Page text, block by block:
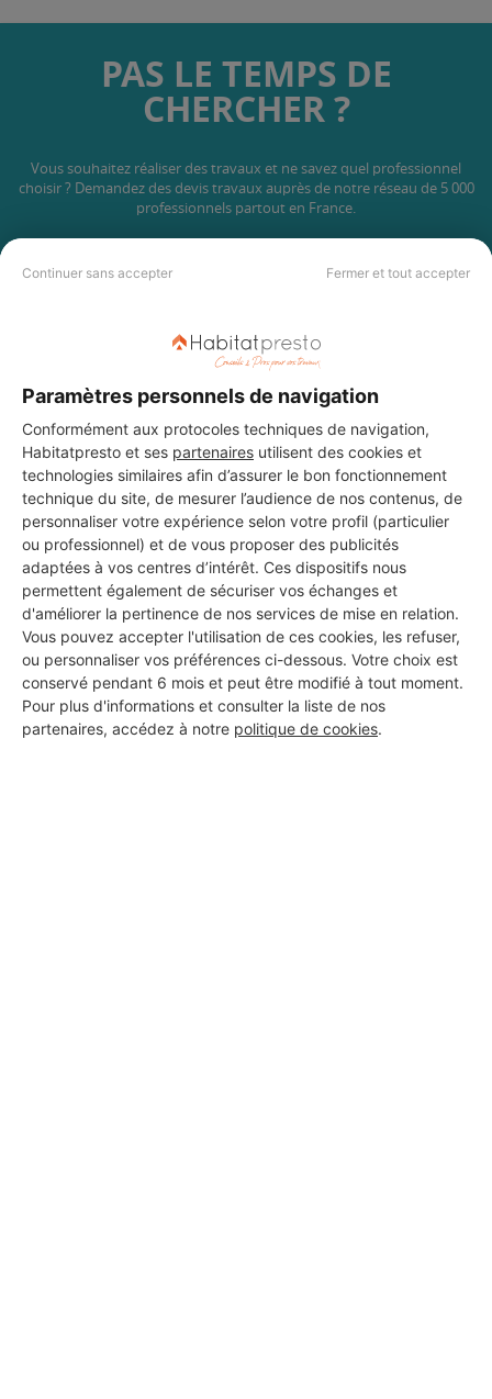
Continuer sans accepter Fermer et tout accepter
Paramètres personnels de navigation
Conformément aux protocoles techniques de navigation,
Habitatpresto et ses partenaires utilisent des cookies et
technologies similaires afin d’assurer le bon fonctionnement
technique du site, de mesurer l’audience de nos contenus, de
personnaliser votre expérience selon votre profil (particulier
ou professionnel) et de vous proposer des publicités
adaptées à vos centres d’intérêt. Ces dispositifs nous
permettent également de sécuriser vos échanges et
d'améliorer la pertinence de nos services de mise en relation.
Vous pouvez accepter l'utilisation de ces cookies, les refuser,
ou personnaliser vos préférences ci-dessous. Votre choix est
conservé pendant 6 mois et peut être modifié à tout moment.
Pour plus d'informations et consulter la liste de nos
partenaires, accédez à notre politique de cookies.
PAS LE TEMPS DE
CHERCHER ?
Vous souhaitez réaliser des travaux et ne savez quel professionnel
choisir ? Demandez des devis travaux auprès de notre réseau de 5 000
professionnels partout en France.
DEMANDER UN DEVIS